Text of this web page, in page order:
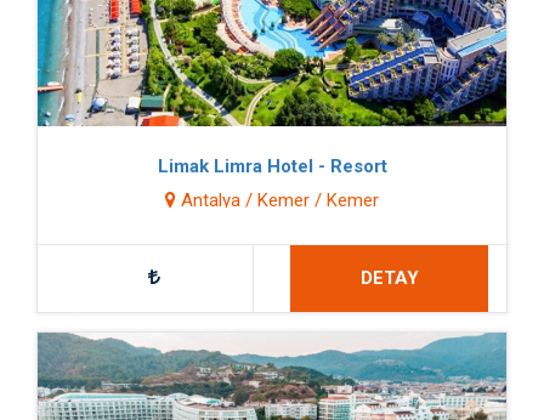
Limak Limra Hotel - Resort
Antalya / Kemer / Kemer
DETAY